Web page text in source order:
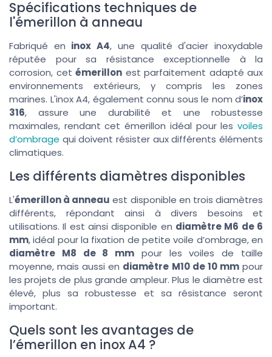
Spécifications techniques de
l'émerillon à anneau
Fabriqué en inox A4, une qualité d'acier inoxydable
réputée pour sa résistance exceptionnelle à la
corrosion, cet émerillon est parfaitement adapté aux
environnements extérieurs, y compris les zones
marines. L'inox A4, également connu sous le nom d’inox
316, assure une durabilité et une robustesse
maximales, rendant cet émerillon idéal pour les voiles
d’ombrage qui doivent résister aux différents éléments
climatiques.
Les différents diamètres disponibles
L'émerillon à anneau est disponible en trois diamètres
différents, répondant ainsi à divers besoins et
utilisations. Il est ainsi disponible en diamètre M6 de 6
mm, idéal pour la fixation de petite voile d’ombrage, en
diamètre M8 de 8 mm pour les voiles de taille
moyenne, mais aussi en diamètre M10 de 10 mmpour
les projets de plus grande ampleur. Plus le diamètre est
élevé, plus sa robustesse et sa résistance seront
important.
Quels sont les avantages de
l’émerillon en inox A4 ?